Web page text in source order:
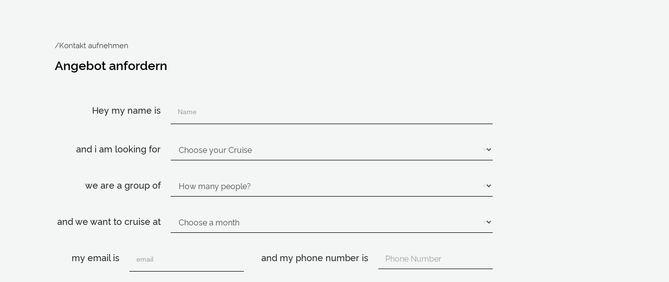
/Kontakt aufnehmen
Angebot anfordern
Hey my name is
and i am looking for
we are a group of
and we want to cruise at
my email is and my phone number is